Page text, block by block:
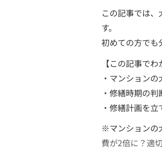
この記事では
す。
初めての方でも
【この記事でわ
・マンション
・修繕時期の
・修繕計画を
※マンションの
費が2倍に？適